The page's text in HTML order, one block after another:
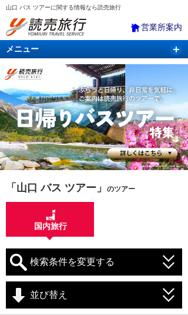
山口 バス ツアーに関する情報なら読売旅行
営業所案内
メニュー
国内旅行 バスツアー 海外旅行 クルーズ
航空・ＪＲ＋宿泊 航空券＆ホテル
「山口 バス ツアー」 のツアー
国内旅行
検索条件を変更する
並び替え